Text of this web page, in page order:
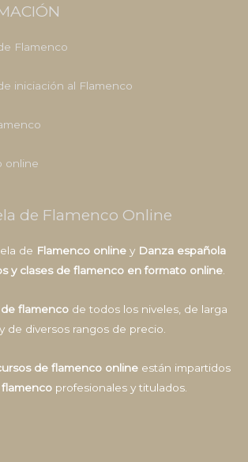
Flamenco
iniciación al Flamenco
online
de Flamenco Online
de Flamenco online y Danza española
y clases de flamenco en formato online.
flamenco de todos los niveles, de larga
de diversos rangos de precio.
de flamenco online están impartidos
profesionales y titulados.